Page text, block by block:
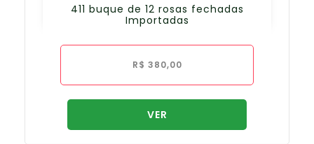
411 buque de 12 rosas fechadas
Importadas
R$ 380,00
VER